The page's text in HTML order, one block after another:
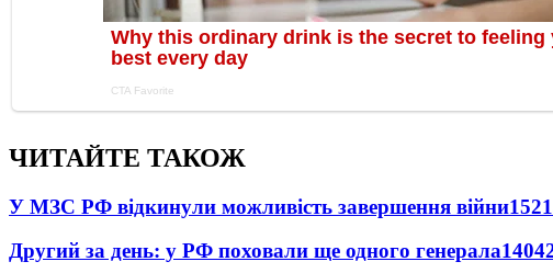
ЧИТАЙТЕ ТАКОЖ
У МЗС РФ відкинули можливість завершення війни
Другий за день: у РФ поховали ще одного генерала